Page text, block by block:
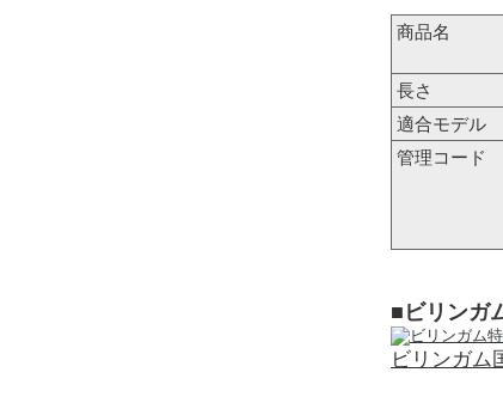
商品名
長さ
適合モデル
管理コード
■ビリンガ
ビリンガム